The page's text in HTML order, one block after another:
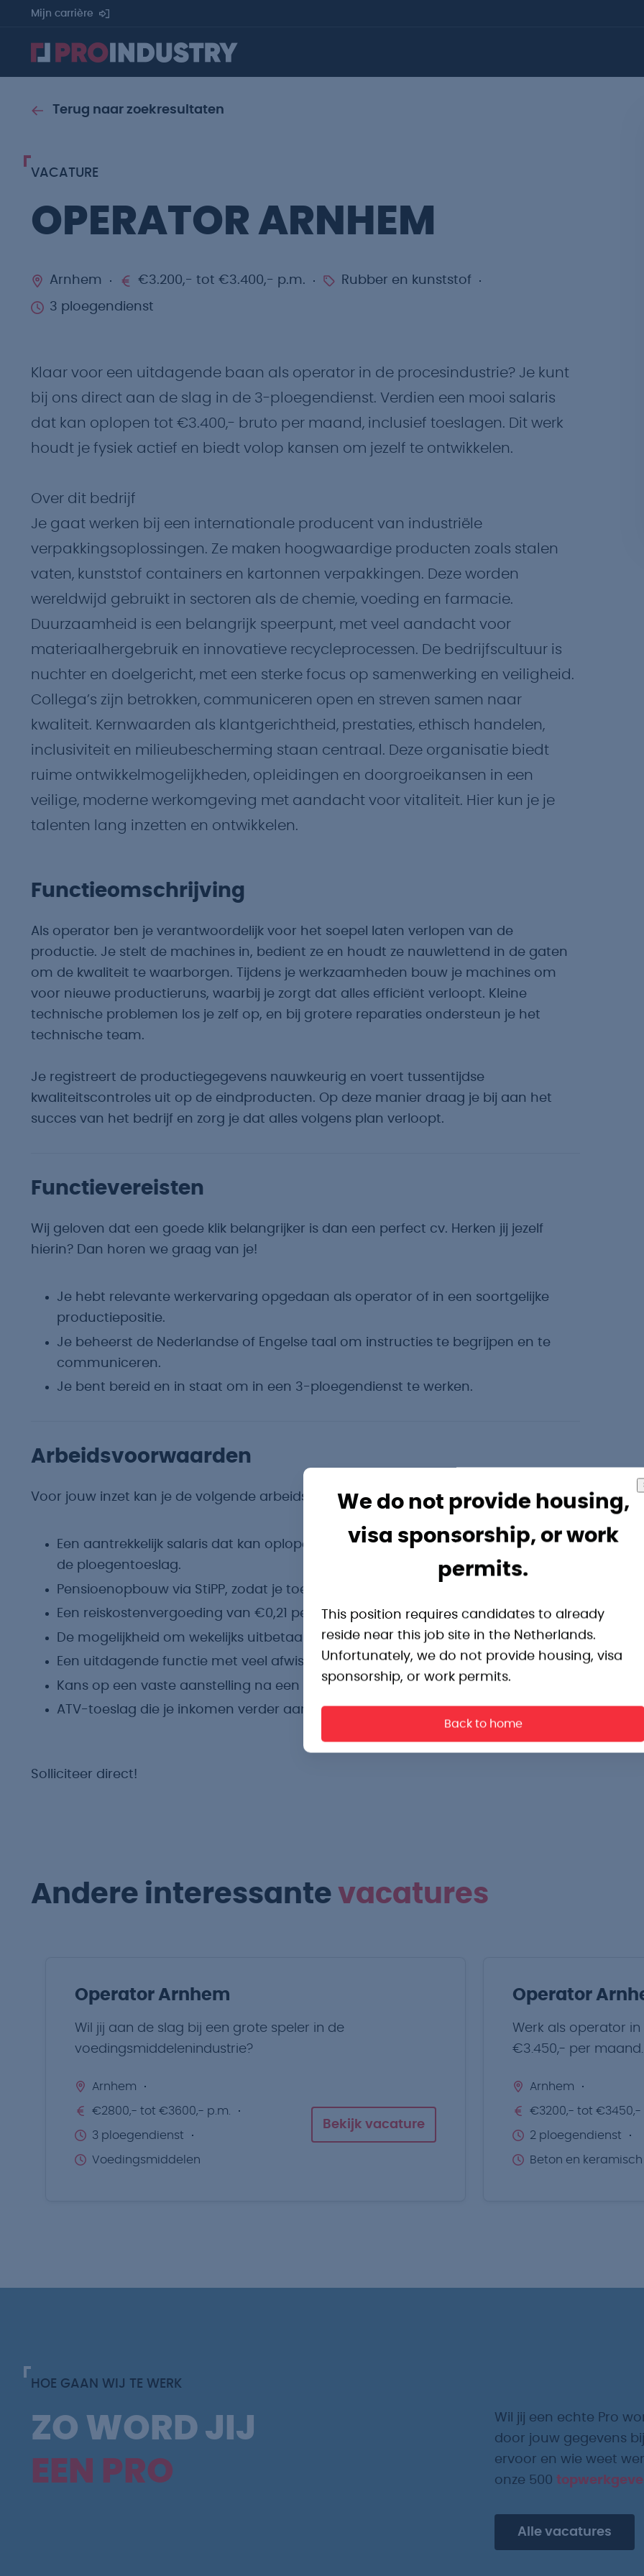
We do not provide housing,
visa sponsorship, or work
permits.
This position requires candidates to already
reside near this job site in the Netherlands.
Unfortunately, we do not provide housing, visa
sponsorship, or work permits.
Back to home
Mijn carrière
Terug naar zoekresultaten
VACATURE
OPERATOR ARNHEM
Arnhem €3.200,- tot €3.400,- p.m. Rubber en kunststof
3 ploegendienst
Klaar voor een uitdagende baan als operator in de procesindustrie? Je kunt
bij ons direct aan de slag in de 3-ploegendienst. Verdien een mooi salaris
dat kan oplopen tot €3.400,- bruto per maand, inclusief toeslagen. Dit werk
houdt je fysiek actief en biedt volop kansen om jezelf te ontwikkelen.
Over dit bedrijf
Je gaat werken bij een internationale producent van industriële
verpakkingsoplossingen. Ze maken hoogwaardige producten zoals stalen
vaten, kunststof containers en kartonnen verpakkingen. Deze worden
wereldwijd gebruikt in sectoren als de chemie, voeding en farmacie.
Duurzaamheid is een belangrijk speerpunt, met veel aandacht voor
materiaalhergebruik en innovatieve recycleprocessen. De bedrijfscultuur is
nuchter en doelgericht, met een sterke focus op samenwerking en veiligheid.
Collega’s zijn betrokken, communiceren open en streven samen naar
kwaliteit. Kernwaarden als klantgerichtheid, prestaties, ethisch handelen,
inclusiviteit en milieubescherming staan centraal. Deze organisatie biedt
ruime ontwikkelmogelijkheden, opleidingen en doorgroeikansen in een
veilige, moderne werkomgeving met aandacht voor vitaliteit. Hier kun je je
talenten lang inzetten en ontwikkelen.
Functieomschrijving
Als operator ben je verantwoordelijk voor het soepel laten verlopen van de
productie. Je stelt de machines in, bedient ze en houdt ze nauwlettend in de gaten
om de kwaliteit te waarborgen. Tijdens je werkzaamheden bouw je machines om
voor nieuwe productieruns, waarbij je zorgt dat alles efficiënt verloopt. Kleine
technische problemen los je zelf op, en bij grotere reparaties ondersteun je het
technische team.
Je registreert de productiegegevens nauwkeurig en voert tussentijdse
kwaliteitscontroles uit op de eindproducten. Op deze manier draag je bij aan het
succes van het bedrijf en zorg je dat alles volgens plan verloopt.
Functievereisten
Wij geloven dat een goede klik belangrijker is dan een perfect cv. Herken jij jezelf
hierin? Dan horen we graag van je!
Je hebt relevante werkervaring opgedaan als operator of in een soortgelijke
productiepositie.
Je beheerst de Nederlandse of Engelse taal om instructies te begrijpen en te
communiceren.
Je bent bereid en in staat om in een 3-ploegendienst te werken.
Arbeidsvoorwaarden
Voor jouw inzet kan je de volgende arbeidsvoorwaarden verwachten:
Een aantrekkelijk salaris dat kan oplopen tot €3.400,- bruto per maand, inclusief
de ploegentoeslag.
Pensioenopbouw via StiPP, zodat je toekomst is verzekerd.
Een reiskostenvergoeding van €0,21 per kilometer vanaf de eerste kilometer.
De mogelijkheid om wekelijks uitbetaald te krijgen, wat financiële flexibiliteit biedt.
Een uitdagende functie met veel afwisseling in een productieomgeving.
Kans op een vaste aanstelling na een succesvolle periode van zes maanden.
ATV-toeslag die je inkomen verder aanvult.
Solliciteer direct!
Andere interessante vacatures
Operator Arnhem
Wil jij aan de slag bij een grote speler in de
voedingsmiddelenindustrie?
Arnhem
€2800,- tot €3600,- p.m.
3 ploegendienst
Voedingsmiddelen
Bekijk vacature
Operator
Werk als operator
€3.450,- per maand.
Arnhem
€3200,- tot €3450,-
2 ploegendienst
Beton en keramisch
HOE GAAN WIJ TE WERK
ZO WORD JIJ
EEN PRO
Wil jij een echte Pro
door jouw gegevens
ervoor en wie weet
onze 500
Alle vacatures